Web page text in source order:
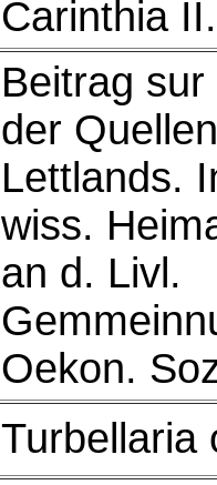
Carinthia II.
Beitrag
der
Lettlands.
wiss.
an d. Livl.
Oekon.
Turbellaria